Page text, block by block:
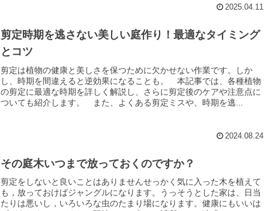
2025.04.11
剪定時期を逃さない美しい庭作り！最適なタイミング
とコツ
剪定は植物の健康と美しさを保つために欠かせない作業です。しか
し、時期を間違えると逆効果になることも。 本記事では、各種植物
の剪定に最適な時期を詳しく解説し、さらに剪定後のケアや注意点に
ついても紹介します。 また、よくある剪定ミスや、時期を逃...
2024.08.24
その庭木いつまで放っておくのですか？
剪定をしないと良いことはありませんせっかく気に入った木を植えて
も，放っておけばジャングルになります。うっそうとした家は、日当
たりは悪いし，いろいろな虫のたまり場になります。健康にもいいは